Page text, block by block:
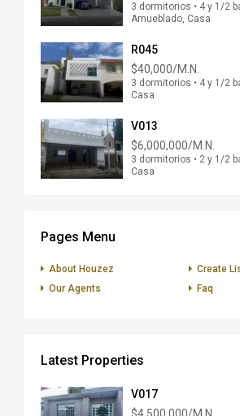
3 dormitorios • 4 y 1/2
Amueblado, Casa
R045
$40,000/M.N.
3 dormitorios • 4 y 1/2
Casa
V013
$6,000,000/M.N.
3 dormitorios • 2 y 1/2
Casa
Pages Menu
About Houzez
Our Agents
Create
Faq
Latest Properties
V017